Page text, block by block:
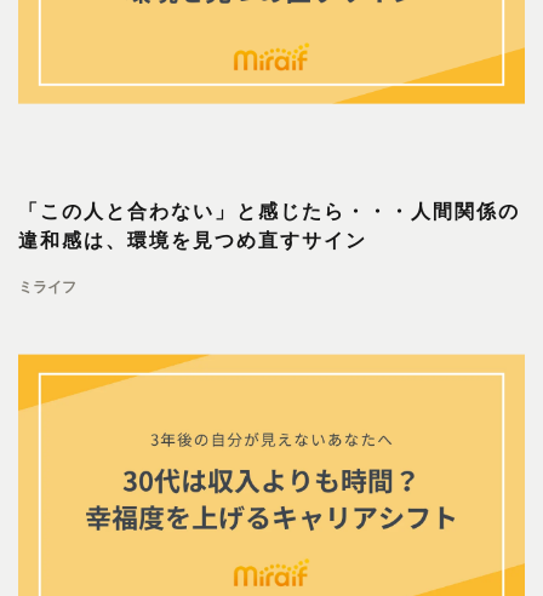
「この人と合わない」と感じたら・・・人間関係の
違和感は、環境を見つめ直すサイン
ミライフ